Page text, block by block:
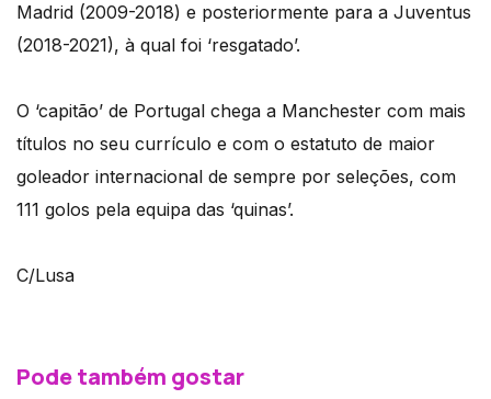
Madrid (2009-2018) e posteriormente para a Juventus
(2018-2021), à qual foi ‘resgatado’.
O ‘capitão’ de Portugal chega a Manchester com mais
títulos no seu currículo e com o estatuto de maior
goleador internacional de sempre por seleções, com
111 golos pela equipa das ‘quinas’.
C/Lusa
Pode também gostar